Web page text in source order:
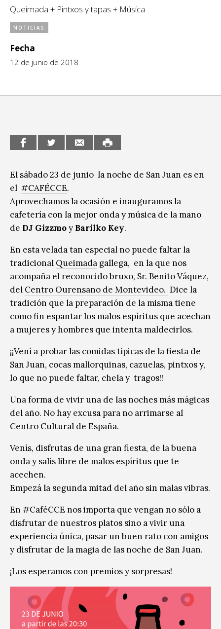
CCE en el interior/libros
Espacio itinerante de lectura infantil
Exposiciones
Género y Diversidad
Letras
Música
Queimada + Pintxos y tapas + Música
NOTICIAS
Fecha
12 de junio de 2018
El sábado 23 de junio la noche de San Juan es en
el #CAFÉCCE.
Aprovechamos la ocasión e inauguramos la
cafetería con la mejor onda y música de la mano
de DJ Gizzmoy Barilko Key.
En esta velada tan especial no puede faltar la
tradicional Queimada gallega, en la que nos
acompaña el reconocido bruxo, Sr. Benito Váquez,
del Centro Ourensano de Montevideo. Dice la
tradición que la preparación de la misma tiene
como fin espantar los malos espíritus que acechan
a mujeres y hombres que intenta maldecirlos.
¡¡Vení a probar las comidas típicas de la fiesta de
San Juan, cocas mallorquinas, cazuelas, pintxos y,
lo que no puede faltar, chela y tragos!!
Una forma de vivir una de las noches más mágicas
del año. No hay excusa para no arrimarse al
Centro Cultural de España.
Venís, disfrutas de una gran fiesta, de la buena
onda y salís libre de malos espíritus que te
acechen.
Empezá la segunda mitad del año sin malas vibras.
En #CaféCCE nos importa que vengan no sólo a
disfrutar de nuestros platos sino a vivir una
experiencia única, pasar un buen rato con amigos
y disfrutar de la magia de las noche de San Juan.
¡Los esperamos con premios y sorpresas!